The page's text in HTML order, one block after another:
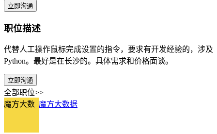
立即沟通
职位描述
代替人工操作鼠标完成设置的指令，要求有开发经验的，涉及
Python。最好是在长沙的。具体需求和价格面谈。
立即沟通
全部职位>>
魔方大数 魔方大数据